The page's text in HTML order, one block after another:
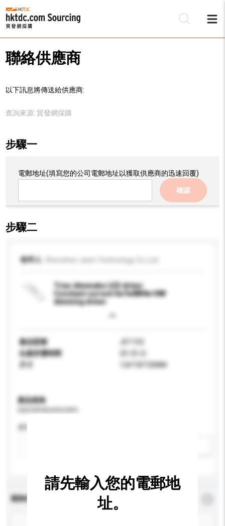
聯絡供應商
以下訊息將傳送給供應商:
查詢來源: 貿發網採購
步驟一
電郵地址(填寫您的公司電郵地址以獲取供應商的迅速回覆)
確認
步驟二
收件人
Triac dimmabe LED driver
Constant current 5w7w8W9w10W
dimming driver
產品型號
生產所需時間
126*30*20MM
產品規格
查詢內容
請先輸入您的電郵地
址。